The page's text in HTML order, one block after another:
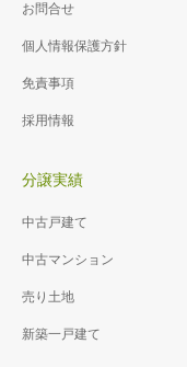
お問合せ
個人情報保護方針
免責事項
採用情報
分譲実績
中古戸建て
中古マンション
売り土地
新築一戸建て